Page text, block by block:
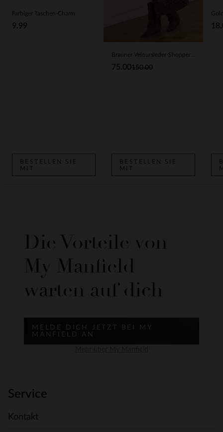
Farbiger Taschen-Charm
9.99
BESTELLEN SIE
MIT
150.00
75.00
BESTELLEN SIE
MIT
Die Vorteile von
My Manfield
warten auf dich
MELDE DICH JETZT BEI MY
MANFIELD AN
Service
Kontakt